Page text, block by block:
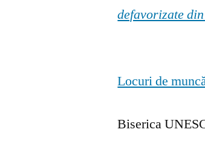
defavorizate
Locuri de
Biserica